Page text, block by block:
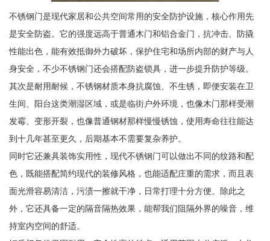
不锈钢门是现代家居和公共空间常用的安全防护设施，核心作用先
是安全防盗。它的强度远高于普通木门和铝合金门，抗冲击、防撬
性能出色，能有效抵御外力破坏，保护住宅和场所内部的财产与人
身安全，不少不锈钢门还会搭配防盗锁具，进一步提升防护等级。
其次是耐用耐候，不锈钢材质本身抗腐蚀、不生锈，即便安装在卫
生间、阳台这类潮湿区域，或是临街户外环境，也像木门那样受潮
发霉、变形开裂，也像普通钢材那样慢慢锈蚀，使用寿命往往能达
到十几年甚至更久，后期基本不需要复杂养护。
同时它还兼具装饰实用性，现代不锈钢门可以做出不同的纹路和配
色，既能搭配简约现代的装修风格，也能适配庄重的需求，而且表
面光滑容易清洁，污渍一擦就干净，日常打理十分方便。除此之
外，它还具备一定的隔音隔热效果，能帮我们阻隔外界的噪音，维
持室内空间的舒适。